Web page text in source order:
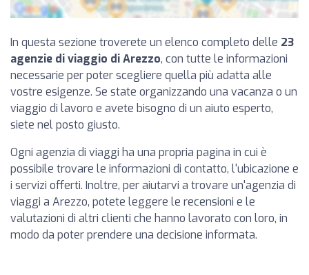
In questa sezione troverete un elenco completo delle 23
agenzie di viaggio di Arezzo, con tutte le informazioni
necessarie per poter scegliere quella più adatta alle
vostre esigenze. Se state organizzando una vacanza o un
viaggio di lavoro e avete bisogno di un aiuto esperto,
siete nel posto giusto.
Ogni agenzia di viaggi ha una propria pagina in cui è
possibile trovare le informazioni di contatto, l'ubicazione e
i servizi offerti. Inoltre, per aiutarvi a trovare un'agenzia di
viaggi a Arezzo, potete leggere le recensioni e le
valutazioni di altri clienti che hanno lavorato con loro, in
modo da poter prendere una decisione informata.